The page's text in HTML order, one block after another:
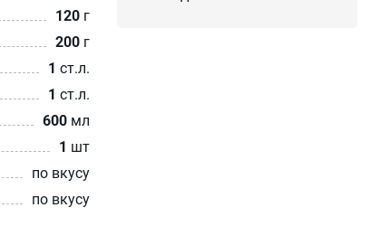
120 г
200 г
1 ст.л.
1 ст.л.
600 мл
1 шт
по вкусу
по вкусу